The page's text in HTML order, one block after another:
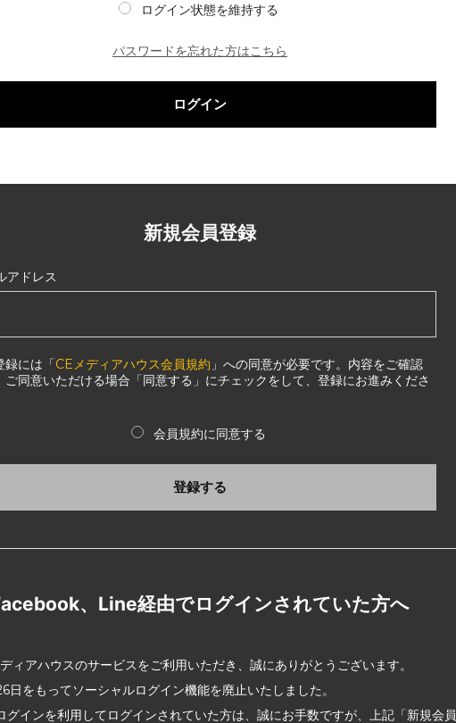
ログイン状態を維持する
パスワードを忘れた方はこちら
ログイン
新規会員登録
アドレス
録には「CEメディアハウス会員規約 」への同意が必要です。内容をご確認
ご同意いただける場合「同意する」にチェックをして、登録にお進みくださ
会員規約に同意する
登録する
、Line経由でログインされていた方へ
ィアハウスのサービスをご利用いただき、誠にありがとうございます。
日をもってソーシャルログイン機能を廃止いたしました。
グインを利用してログインされていた方は、誠にお手数ですが、上記「新規会員